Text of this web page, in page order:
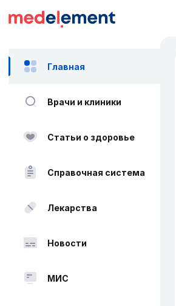
Главная
Врачи и клиники
Статьи о здоровье
Справочная система
Лекарства
Новости
МИС